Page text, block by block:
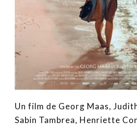
Un film de Georg Maas,
Sabin Tambrea, Henriette